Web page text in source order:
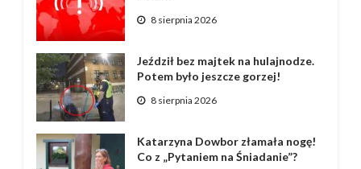
8 sierpnia 2026
Jeździł bez majtek na hulajnodze.
Potem było jeszcze gorzej!
8 sierpnia 2026
Katarzyna Dowbor złamała nogę!
Co z „Pytaniem na Śniadanie”?